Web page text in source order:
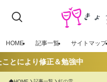
HOME 記事一覧 サイトマップ
とにより修正＆勉強中